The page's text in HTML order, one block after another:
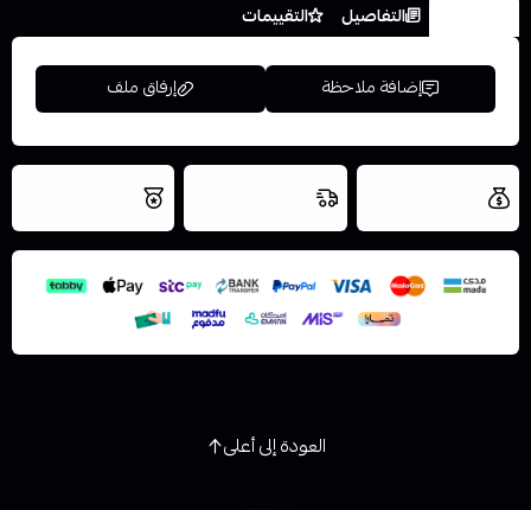
التفاصيل التقييمات
إضافة ملاحظة إرفاق ملف
اسحب و افلت الملف هنا
استعراض
نتميز بلجودة
العودة إلى أعلى